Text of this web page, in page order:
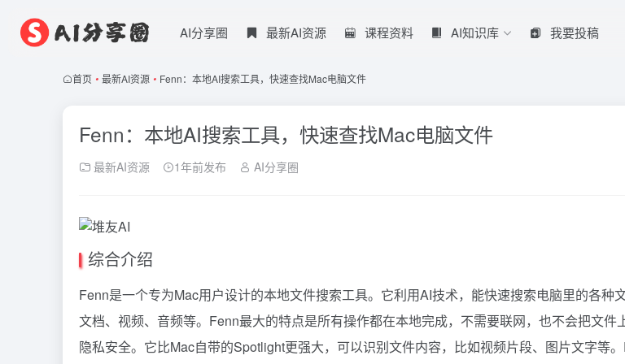
AI分享圈 最新AI资源 课程资料 AI知识库 我要投稿
首页 • 最新AI资源 • Fenn：本地AI搜索工具，快速查找Mac电脑文件
Fenn：本地AI搜索工具，快速查找Mac电脑文件
最新AI资源 1年前发布 AI分享圈
综合介绍
Fenn是一个专为Mac用户设计的本地文件搜索工具。它利用AI技术，能快速搜索电脑里的各种
文档、视频、音频等。Fenn最大的特点是所有操作都在本地完成，不需要联网，也不会把文件
隐私安全。它比Mac自带的Spotlight更强大，可以识别文件内容，比如视频片段、图片文字等